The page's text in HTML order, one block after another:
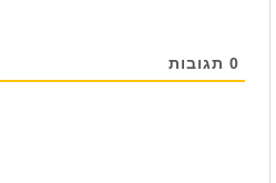
0 תגובות